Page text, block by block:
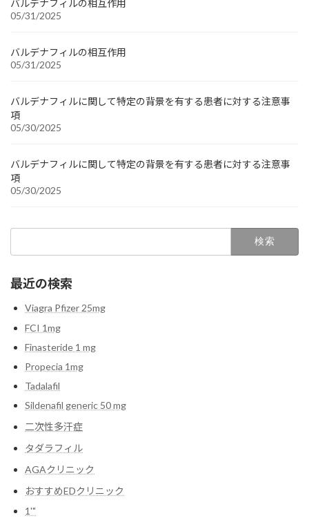
バルデナフィルの相互作用
05/31/2025
バルデナフィルの相互作用
05/31/2025
バルデナフィルに関して特定の背景を有する患者に対する注意事
項
05/30/2025
バルデナフィルに関して特定の背景を有する患者に対する注意事
項
05/30/2025
最近の検索
Viagra Pfizer 25mg
FCI 1mg
Finasteride 1 mg
Propecia 1mg
Tadalafil
Sildenafil generic 50 mg
二次性多汗症
タダラフィル
AGAクリニック
おすすめEDクリニック
1'"